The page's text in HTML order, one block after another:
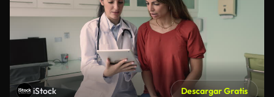
iStock Descargar Gratis